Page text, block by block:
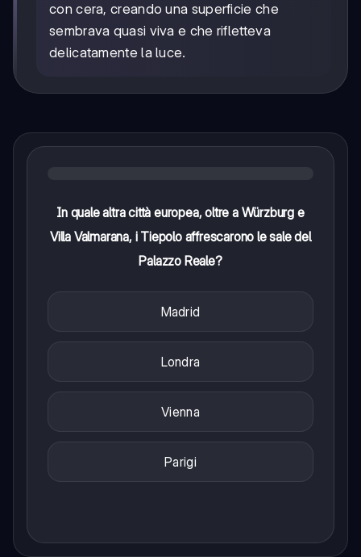
con cera, creando una superficie che
sembrava quasi viva e che rifletteva
delicatamente la luce.
In quale altra città europea, oltre a Würzburg e
Villa Valmarana, i Tiepolo affrescarono le sale del
Palazzo Reale?
Madrid
Londra
Vienna
Parigi